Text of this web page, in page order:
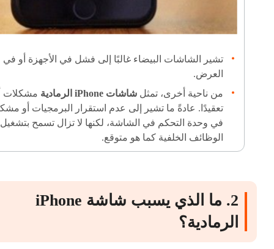
تشير الشاشات البيضاء غالبًا إلى فشل في الأجهزة أو
العرض.
من ناحية أخرى، تمثل شاشات iPhone الرمادية
مشكلات
تعقيدًا. عادةً ما تشير إلى عدم استقرار البرمجيات أو
في وحدة التحكم في الشاشة، لكنها لا تزال تسمح بتشغيل
الوظائف الخلفية كما هو متوقع.
2. ما الذي يسبب شاشة iPhone
الرمادية؟